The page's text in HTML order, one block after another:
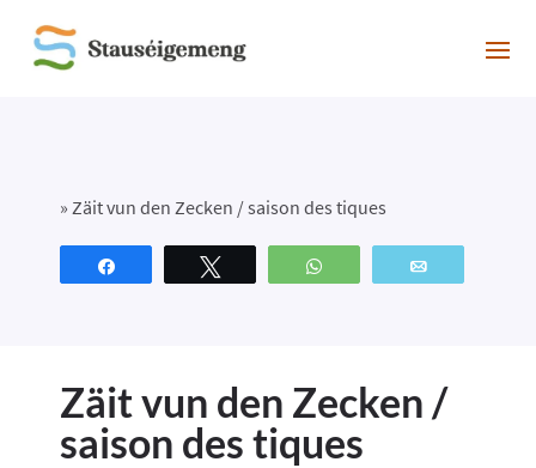
» Zäit vun den Zecken / saison des tiques
WhatsApp
Zäit vun den Zecken /
saison des tiques